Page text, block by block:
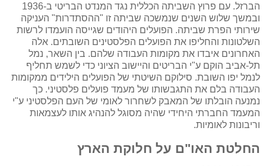
הברזל. עם פרוץ השביתה הכללית נגד המנדט הבריטי ב-1936
ובמשך שלוש השנים שנמשכה שביתה זו "ההסתדרות" העניקה
שירותי הפרת שביתה. הפועלים היהודים שגייסה הועמדו לרשות
השלטונות והחליפו את הפועלים הפלסטינים השובתים. אלה
האחרונים איבדו את מקומות העבודה שלהם. בין השאר, נמל
תל-אביב הוקם ע"י הבריטים והיישוב הציוני כדי לשמש תחליף
לנמל יפו השובת. סילוקם השיטתי של הפועלים הילידים ממקומות
העבודה בלם את התגבשותו של מעמד פועלים פלסטיני. כך
נמנעה הובלתו של המאבק לשחרור לאומי של העם הפלסטיני ע"י
המעמד החברתי היחידי שהיה מסוגל להנהיג אותו לעצמאות
וריבונות לאומיות.
החלטת האו"ם על חלוקת הארץ